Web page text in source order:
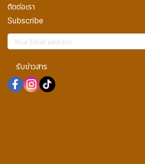
ติดต่อเรา
Subscribe
รับข่าวสาร